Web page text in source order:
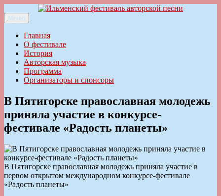
к
содержимому
Ильменский фестиваль авторской песни
Меню
Главная
О фестивале
История
Авторская музыка
Программа
Организаторы и спонсоры
В Пятигорске православная молодежь
приняла участие в конкурсе-
фестивале «Радость планеты»
В Пятигорске православная молодежь приняла участие в
первом открытом международном конкурсе-фестивале
«Радость планеты»